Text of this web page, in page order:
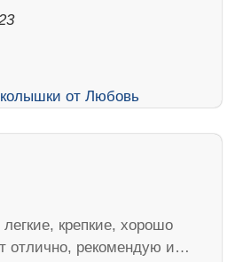
крепкие, хорошо
отлично, рекомендую и…